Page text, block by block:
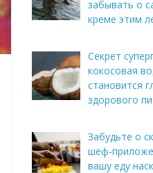
забывать о
креме этим
Секрет
кокосовая
становится
здорового
Забудьте о
шеф-
вашу еду